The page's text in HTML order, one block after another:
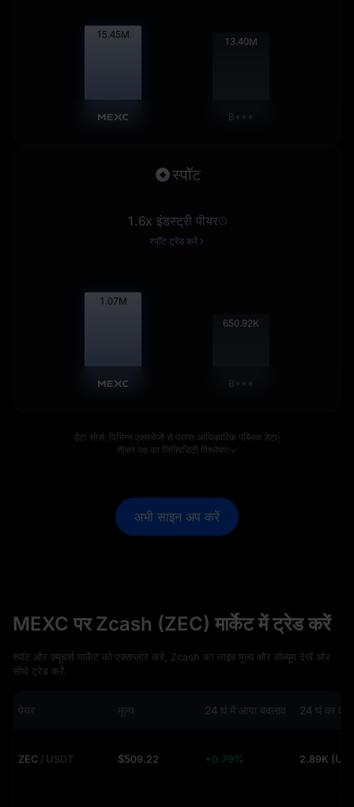
15.47M
13.42M
B***
स्पॉट
1.6x इंडस्ट्री पीयर
स्पॉट ट्रेड करें
1.07M
651.74K
B***
डेटा सोर्स: विभिन्न एक्सचेंजों से प्राप्त आधिकारिक पब्लिक डेटा
तीसरे पक्ष का लिक्विडिटी विश्लेषण
अभी साइन अप करें
MEXC पर Zcash (ZEC) मार्केट में ट्रेड करें
स्पॉट और फ़्यूचर्स मार्केट को एक्सप्लोर करें, Zcash का लाइव मूल्य और वॉल्यूम देखें और
सीधे ट्रेड करें.
पेयर मूल्य 24 घं में आया बदलाव 24 घं का
ZEC / USDT $509.22 +0.79% 2.89K